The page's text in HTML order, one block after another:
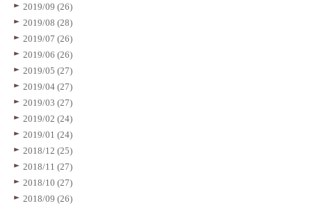
2019/09 (26)
2019/08 (28)
2019/07 (26)
2019/06 (26)
2019/05 (27)
2019/04 (27)
2019/03 (27)
2019/02 (24)
2019/01 (24)
2018/12 (25)
2018/11 (27)
2018/10 (27)
2018/09 (26)